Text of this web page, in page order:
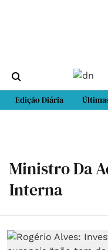
Edição Diária
Ministro Da
Interna